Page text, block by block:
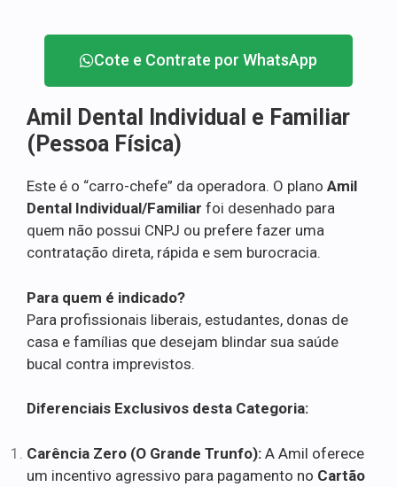
Cote e Contrate por WhatsApp
Amil Dental Individual e Familiar
(Pessoa Física)
Este é o “carro-chefe” da operadora. O plano Amil
Dental Individual/Familiar foi desenhado para
quem não possui CNPJ ou prefere fazer uma
contratação direta, rápida e sem burocracia.
Para quem é indicado?
Para profissionais liberais, estudantes, donas de
casa e famílias que desejam blindar sua saúde
bucal contra imprevistos.
Diferenciais Exclusivos desta Categoria:
Carência Zero (O Grande Trunfo): A Amil oferece
um incentivo agressivo para pagamento no Cartão